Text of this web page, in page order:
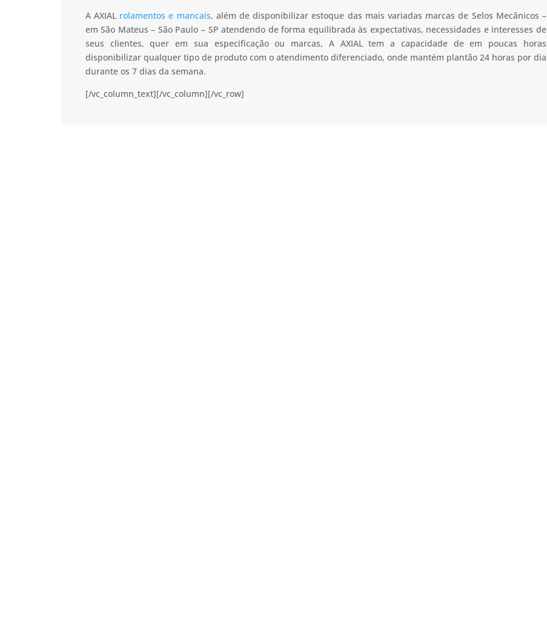
A AXIAL rolamentos e mancais, além de disponibilizar estoque das mais variadas marcas de Selos Mecânicos –
em São Mateus – São Paulo – SP atendendo de forma equilibrada às expectativas, necessidades e interesses de
seus clientes, quer em sua especificação ou marcas, A AXIAL tem a capacidade de em poucas horas
disponibilizar qualquer tipo de produto com o atendimento diferenciado, onde mantém plantão 24 horas por dia
durante os 7 dias da semana.
[/vc_column_text][/vc_column][/vc_row]